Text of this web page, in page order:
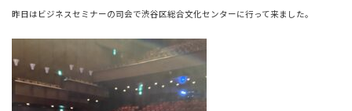
昨日はビジネスセミナーの司会で渋谷区総合文化センターに行って来ました。